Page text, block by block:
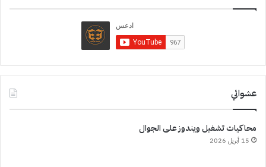
عشوائي
محاكيات تشغيل ويندوز على الجوال
15 أبريل 2026